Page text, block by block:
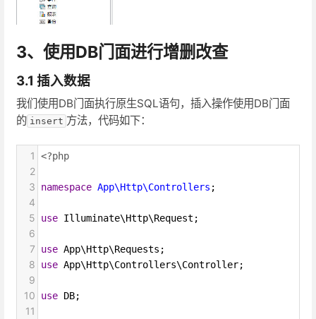
3、使用DB门面进行增删改查
3.1 插入数据
我们使用DB门面执行原生SQL语句，插入操作使用DB门面
的 insert 方法，代码如下：
1 <?php
2
3
namespace App\Http\Controllers ;
4
5
use Illuminate\Http\Request ;
6
7
use App\Http\Requests ;
8 use App\Http\Controllers\Controller;
9
10
use DB;
11